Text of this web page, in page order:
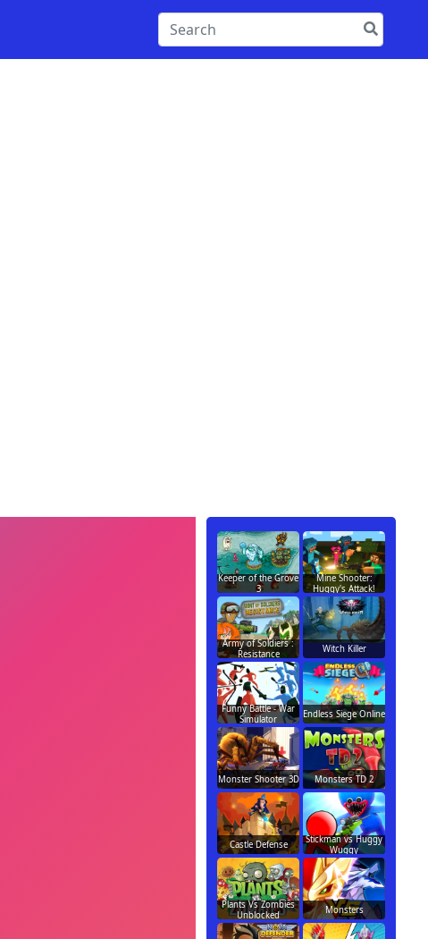
Keeper of the Grove
3
Mine Shooter:
Huggy's Attack!
Army of Soldiers :
Resistance
Witch Killer
Funny Battle - War
Simulator
Endless Siege Online
Monster Shooter 3D Monsters TD 2
Castle Defense
Stickman vs Huggy
Wuggy
Plants Vs Zombies
Unblocked
Monsters